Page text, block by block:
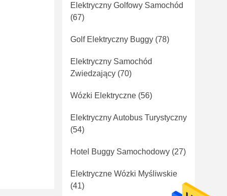
Elektryczny Golfowy Samochód
(67)
Golf Elektryczny Buggy (78)
Elektryczny Samochód
Zwiedzający (70)
Wózki Elektryczne (56)
Elektryczny Autobus Turystyczny
(54)
Hotel Buggy Samochodowy (27)
Elektryczne Wózki Myśliwskie
(41)